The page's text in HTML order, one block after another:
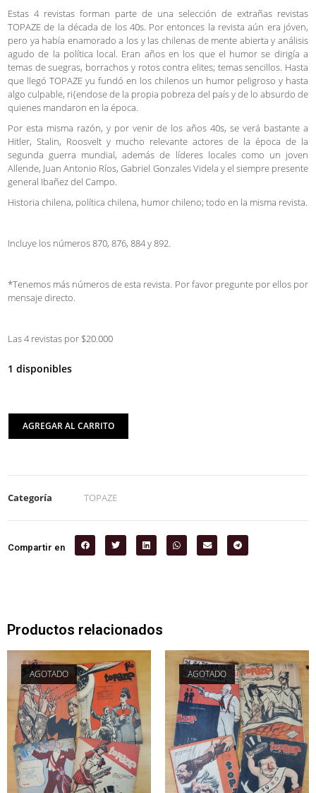
Estas 4 revistas forman parte de una selección de extrañas revistas
TOPAZE de la década de los 40s. Por entonces la revista aún era jóven,
pero ya había enamorado a los y las chilenas de mente abierta y análisis
agudo de la política local. Eran años en los que el humor se dirigía a
temas de suegras, borrachos y rotos contra elites; temas sencillos. Hasta
que llegó TOPAZE yu fundó en los chilenos un humor peligroso y hasta
algo culpable, ri{endose de la propia pobreza del país y de lo absurdo de
quienes mandaron en la época.
Por esta misma razón, y por venir de los años 40s, se verá bastante a
Hitler, Stalin, Roosvelt y mucho relevante actores de la época de la
segunda guerra mundial, además de líderes locales como un joven
Allende, Juan Antonio Ríos, Gabriel Gonzales Videla y el siempre presente
general Ibañez del Campo.
Historia chilena, política chilena, humor chileno; todo en la misma revista.
Incluye los números 870, 876, 884 y 892.
*Tenemos más números de esta revista. Por favor pregunte por ellos por
mensaje directo.
Las 4 revistas por $20.000
1 disponibles
AGREGAR AL CARRITO
Categoría TOPAZE
Compartir en
Productos relacionados
AGOTADO AGOTADO